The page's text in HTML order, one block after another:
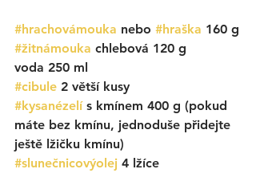
#hrachovámouka nebo #hraška 160 g
#žitnámouka chlebová 120 g
voda 250 ml
#cibule 2 větší kusy
#kysanézelí s kmínem 400 g (pokud
máte bez kmínu, jednoduše přidejte
ještě lžičku kmínu)
#slunečnicovýolej 4 lžíce